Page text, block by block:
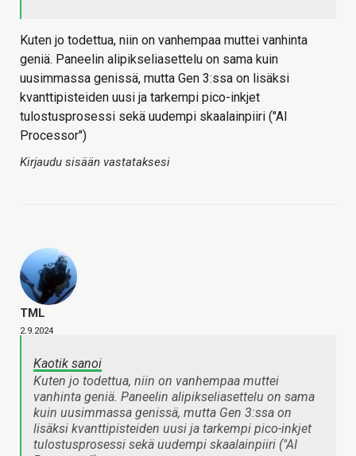
Kuten jo todettua, niin on vanhempaa muttei vanhinta
geniä. Paneelin alipikseliasettelu on sama kuin
uusimmassa genissä, mutta Gen 3:ssa on lisäksi
kvanttipisteiden uusi ja tarkempi pico-inkjet
tulostusprosessi sekä uudempi skaalainpiiri ("AI
Processor")
Kirjaudu sisään vastataksesi
TML
2.9.2024
Kaotik sanoi
Kuten jo todettua, niin on vanhempaa muttei
vanhinta geniä. Paneelin alipikseliasettelu on sama
kuin uusimmassa genissä, mutta Gen 3:ssa on
lisäksi kvanttipisteiden uusi ja tarkempi pico-inkjet
tulostusprosessi sekä uudempi skaalainpiiri ("AI